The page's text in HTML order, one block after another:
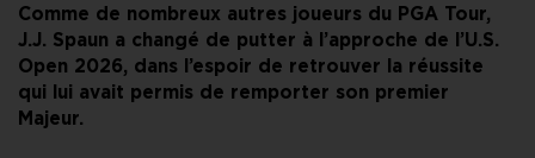
Comme de nombreux autres joueurs du PGA Tour,
J.J. Spaun a changé de putter à l’approche de l’U.S.
Open 2026, dans l’espoir de retrouver la réussite
qui lui avait permis de remporter son premier
Majeur.